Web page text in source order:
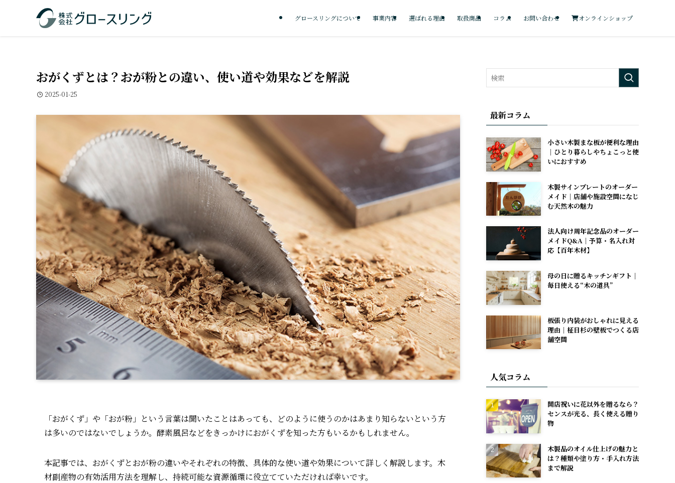
グロースリングについて 事業内容 選ばれる理由 取扱商品 コラム お問い合わせ オンラインショップ
おがくずとは？おが粉との違い、使い道や効果などを解説
2025-01-25
「おがくず」や「おが粉」という言葉は聞いたことはあっても、どのように使うのかはあまり知らないという方
は多いのではないでしょうか。酵素風呂などをきっかけにおがくずを知った方もいるかもしれません。
本記事では、おがくずとおが粉の違いやそれぞれの特徴、具体的な使い道や効果について詳しく解説します。木
材副産物の有効活用方法を理解し、持続可能な資源循環に役立てていただければ幸いです。
最新コラム
小さい木製まな板が便利な理由
｜ひとり暮らしやちょこっと使
いにおすすめ
木製サインプレートのオーダー
メイド｜店舗や施設空間になじ
む天然木の魅力
法人向け周年記念品のオーダー
メイドQ&A｜予算・名入れ対
応【百年木材】
母の日に贈るキッチンギフト｜
毎日使える“木の道具”
板張り内装がおしゃれに見える
理由｜柾目杉の壁板でつくる店
舗空間
人気コラム
開店祝いに花以外を贈るなら？
センスが光る、長く使える贈り
物
木製品のオイル仕上げの魅力と
は？種類や塗り方・手入れ方法
まで解説